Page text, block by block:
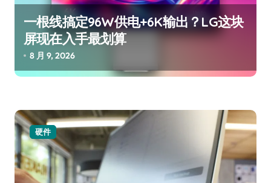
一根线搞定96W供电+6K输出？LG这块
屏现在入手最划算
8 月 9, 2026
硬件